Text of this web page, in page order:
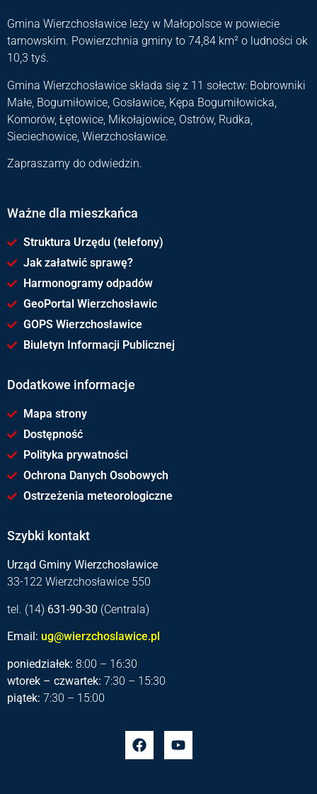
Gmina Wierzchosławice leży w Małopolsce w powiecie
tarnowskim. Powierzchnia gminy to 74,84 km² o ludności ok
10,3 tyś.
Gmina Wierzchosławice składa się z 11 sołectw: Bobrowniki
Małe, Bogumiłowice, Gosławice, Kępa Bogumiłowicka,
Komorów, Łętowice, Mikołajowice, Ostrów, Rudka,
Sieciechowice, Wierzchosławice.
Zapraszamy do odwiedzin.
Ważne dla mieszkańca
Struktura Urzędu (telefony)
Jak załatwić sprawę?
Harmonogramy odpadów
GeoPortal Wierzchosławic
GOPS Wierzchosławice
Biuletyn Informacji Publicznej
Dodatkowe informacje
Mapa strony
Dostępność
Polityka prywatności
Ochrona Danych Osobowych
Ostrzeżenia meteorologiczne
Szybki kontakt
Urząd Gminy Wierzchosławice
33-122 Wierzchosławice 550
tel. (14) 631-90-30 (Centrala)
Email: ug@wierzchoslawice.pl
poniedziałek: 8:00 – 16:30
wtorek – czwartek: 7:30 – 15:30
piątek: 7:30 – 15:00